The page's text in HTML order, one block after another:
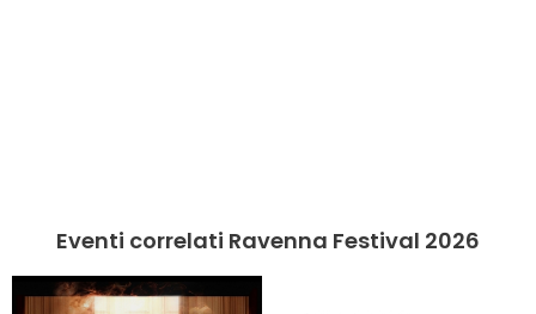
Eventi correlati Ravenna Festival 2026